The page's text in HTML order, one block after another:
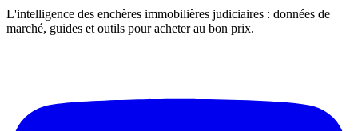
L'intelligence des enchères immobilières judiciaires : données de
marché, guides et outils pour acheter au bon prix.